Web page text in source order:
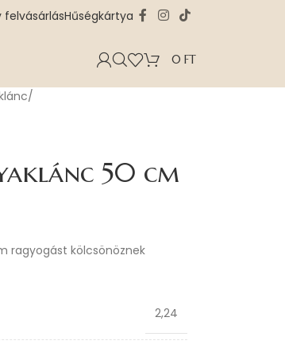
felvásárlásHűségkártya
0 FT
50 cm
ragyogást kölcsönöznek
2,24